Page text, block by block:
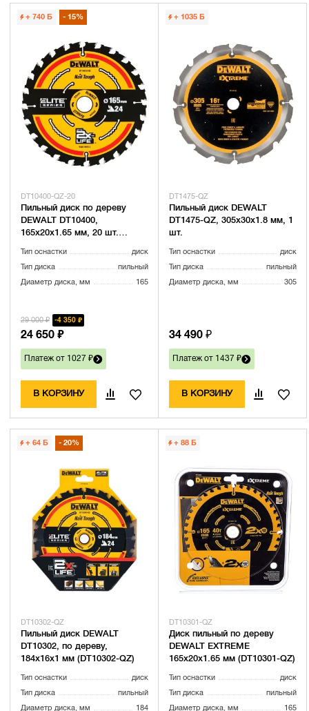
+ 740 Б 15%
DT10400-QZ-20
Пильный диск по дереву
DEWALT DT10400,
165х20х1.65 мм, 20 шт.
Тип оснастки диск
Тип диска пильный
Диаметр диска, мм 165
29 000 ₽ 4 350 ₽
24 650 ₽
Платеж от 1027 ₽
В КОРЗИНУ
+ 1035 Б
DT1475-QZ
Пильный диск DEWALT
DT1475-QZ, 305х30х1.8 мм, 1
шт.
Тип оснастки диск
Тип диска пильный
Диаметр диска, мм 305
34 490 ₽
Платеж от 1437 ₽
В КОРЗИНУ
+ 64 Б 20%
DT10302-QZ
Пильный диск DEWALT
DT10302, по дереву,
184х16х1 мм (DT10302-QZ)
Тип оснастки диск
Тип диска пильный
Диаметр диска, мм 184
+ 88 Б
DT10301-QZ
Диск пильный по дереву
DEWALT EXTREME
165х20х1.65 мм (DT10301-QZ)
Тип оснастки диск
Тип диска пильный
Диаметр диска, мм 165